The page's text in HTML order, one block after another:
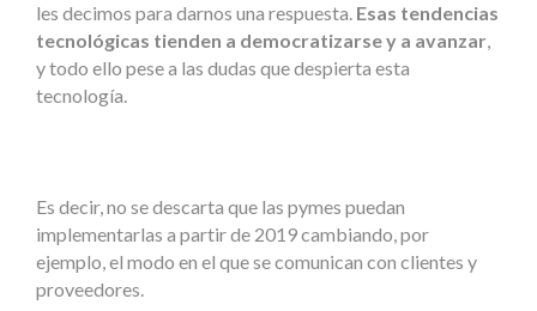
les decimos para darnos una respuesta. Esas tendencias
tecnológicas tienden a democratizarse y a avanzar,
y todo ello pese a las dudas que despierta esta
tecnología.
Es decir, no se descarta que las pymes puedan
implementarlas a partir de 2019 cambiando, por
ejemplo, el modo en el que se comunican con clientes y
proveedores.